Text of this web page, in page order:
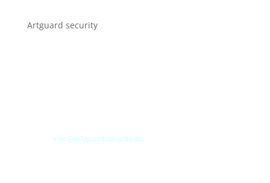
Artguard security
info@artguardsecurity.eu